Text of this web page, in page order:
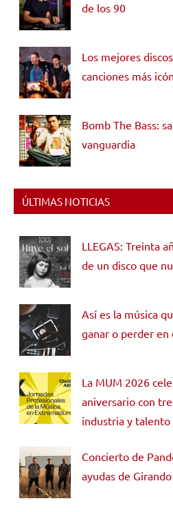
de los 90
Los mejores
canciones más
Bomb The Bass:
vanguardia
ÚLTIMAS NOTICIAS
LLEGAS: Treinta
de un disco que
Así es la música
ganar o perder en
La MUM 2026
aniversario con
industria y
Concierto de
ayudas de